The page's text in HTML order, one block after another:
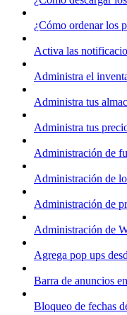
¿Cómo ordenar los
Activa las
Administra el
Administra tus
Administra tus
Administración de
Administración de
Administración de
Administración de
Agrega pop ups
Barra de anuncios
Bloqueo de fechas